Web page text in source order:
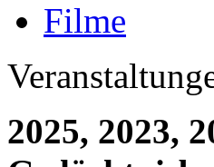
Filme
2025, 2023,